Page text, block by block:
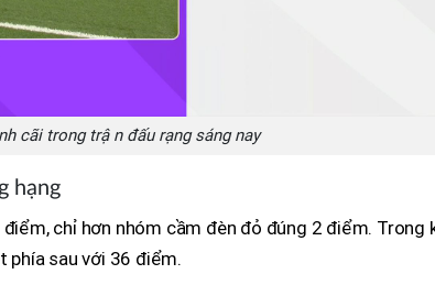
cãi trong trận đấu rạng sáng nay
hạng
chỉ hơn nhóm cầm đèn đỏ đúng 2 điểm. Trong
phía sau với 36 điểm.